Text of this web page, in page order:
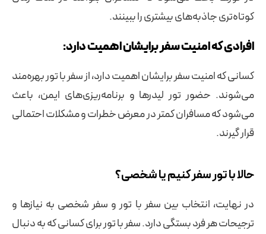
کوتاه‌تری جاذبه‌های بیشتری را ببینند.
افرادی که امنیت سفر برایشان اهمیت دارد:
کسانی که امنیت سفر برایشان اهمیت دارد، از سفر با تور بهره‌مند
می‌شوند. حضور تور لیدرها و برنامه‌ریزی‌های ایمن، باعث
می‌شود که مسافران کمتر در معرض خطرات و مشکلات احتمالی
قرار گیرند.
حالا با تور سفر کنیم یا شخصی؟
در نهایت، انتخاب بین سفر با تور و سفر شخصی به نیازها و
ترجیحات هر فرد بستگی دارد. سفر با تور برای کسانی که به دنبال